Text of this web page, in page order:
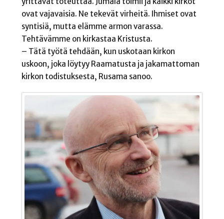
ovat vajavaisia. Ne tekevät virheitä. Ihmiset ovat
syntisiä, mutta elämme armon varassa.
Tehtävämme on kirkastaa Kristusta.
– Tätä työtä tehdään, kun uskotaan kirkon
uskoon, joka löytyy Raamatusta ja jakamattoman
kirkon todistuksesta, Rusama sanoo.